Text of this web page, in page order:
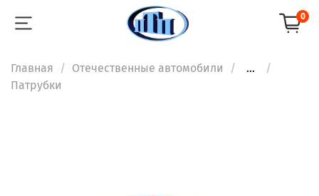
0
Главная Отечественные автомобили
...
Патрубки